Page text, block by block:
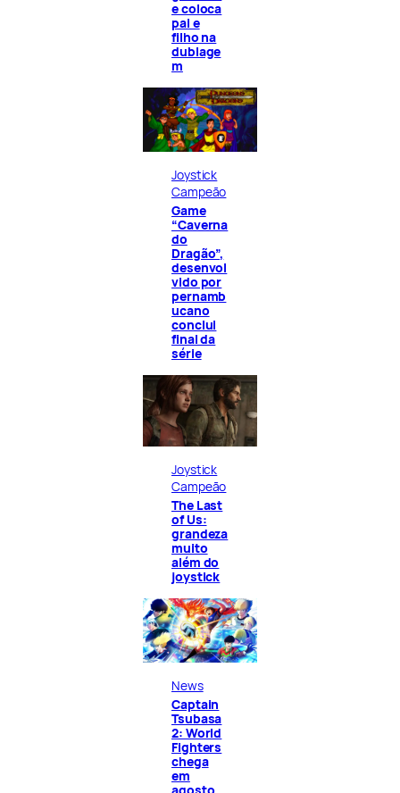
e coloca
pai e
filho na
dublage
m
Joystick
Campeão
Game
“Caverna
do
Dragão”,
desenvol
vido por
pernamb
ucano
conclui
final da
série
Joystick
Campeão
The Last
of Us:
grandeza
muito
além do
joystick
News
Captain
Tsubasa
2: World
Fighters
chega
em